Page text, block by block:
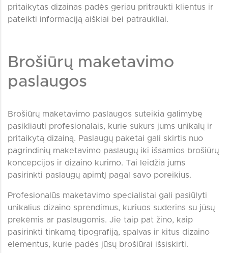
pritaikytas dizainas padės geriau pritraukti klientus ir
pateikti informaciją aiškiai bei patraukliai.
Brošiūrų maketavimo
paslaugos
Brošiūrų maketavimo paslaugos suteikia galimybę
pasikliauti profesionalais, kurie sukurs jums unikalų ir
pritaikytą dizainą. Paslaugų paketai gali skirtis nuo
pagrindinių maketavimo paslaugų iki išsamios brošiūrų
koncepcijos ir dizaino kurimo. Tai leidžia jums
pasirinkti paslaugų apimtį pagal savo poreikius.
Profesionalūs maketavimo specialistai gali pasiūlyti
unikalius dizaino sprendimus, kuriuos suderins su jūsų
prekėmis ar paslaugomis. Jie taip pat žino, kaip
pasirinkti tinkamą tipografiją, spalvas ir kitus dizaino
elementus, kurie padės jūsų brošiūrai išsiskirti.